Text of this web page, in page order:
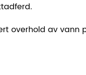
overhold av vann